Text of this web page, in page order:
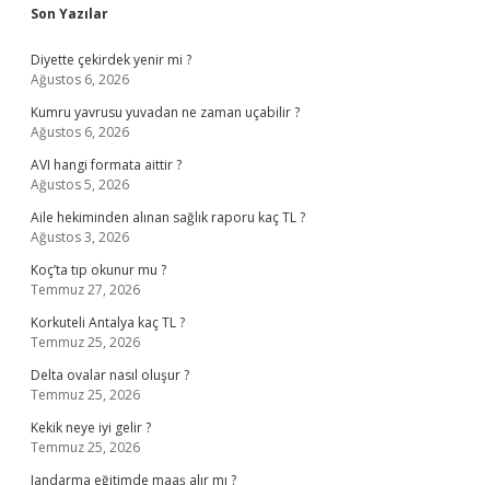
Sidebar
Son Yazılar
Diyette çekirdek yenir mi ?
Ağustos 6, 2026
Kumru yavrusu yuvadan ne zaman uçabilir ?
Ağustos 6, 2026
AVI hangi formata aittir ?
Ağustos 5, 2026
Aile hekiminden alınan sağlık raporu kaç TL ?
Ağustos 3, 2026
Koç’ta tıp okunur mu ?
Temmuz 27, 2026
Korkuteli Antalya kaç TL ?
Temmuz 25, 2026
Delta ovalar nasıl oluşur ?
Temmuz 25, 2026
Kekik neye iyi gelir ?
Temmuz 25, 2026
Jandarma eğitimde maaş alır mı ?